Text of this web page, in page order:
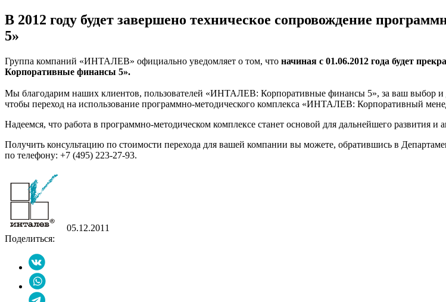
В 2012 году будет завершено техническое сопровождение
5»
Группа компаний «ИНТАЛЕВ» официально уведомляет о том, что начиная с 01.06.2012 года будет
Корпоративные финансы 5».
Мы благодарим наших клиентов, пользователей «ИНТАЛЕВ: Корпоративные финансы 5», за ваш выбор и
чтобы переход на использование программно-методического комплекса «ИНТАЛЕВ: Корпоративный
Надеемся, что работа в программно-методическом комплексе станет основой для дальнейшего развития
Получить консультацию по стоимости перехода для вашей компании вы можете, обратившись в
по телефону: +7 (495) 223-27-93.
05.12.2011
Поделиться: